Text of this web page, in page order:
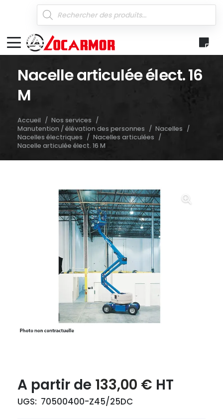
Recherche
de
produits
Nacelle articulée élect. 16
M
Accueil / Nos services /
Manutention / élévation des personnes / Nacelles /
Nacelles électriques / Nacelles articulées /
Nacelle articulée élect. 16 M
A partir de Le
prix
133,00 € Le
HT
UGS: 70500400-Z45/25DC